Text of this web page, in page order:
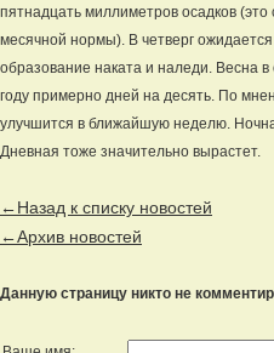
пятнадцать миллиметров осадков
месячной нормы). В четверг
образование наката и наледи. Весна
году примерно дней на десять. По
улучшится в ближайшую неделю.
Дневная тоже значительно вырастет.
←Назад к списку новостей
←Архив новостей
Данную страницу никто не